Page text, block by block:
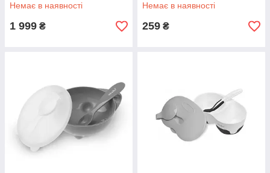
Немає в наявності
1 999 ₴
Немає в наявності
259 ₴